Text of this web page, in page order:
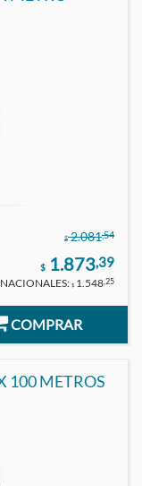
$ 2.081,54
$ 1.873,39
$ 1.548,25
COMPRAR
100 METROS